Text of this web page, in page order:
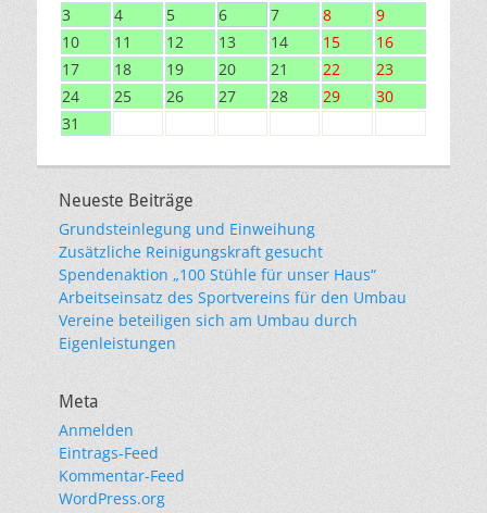
3
4 5 6 7 8
9
10
11 12 13 14 15
16
17
18 19 20 21 22
23
24
25 26 27 28 29
30
31
Neueste Beiträge
Grundsteinlegung und Einweihung
Zusätzliche Reinigungskraft gesucht
Spendenaktion „100 Stühle für unser Haus“
Arbeitseinsatz des Sportvereins für den Umbau
Vereine beteiligen sich am Umbau durch
Eigenleistungen
Meta
Anmelden
Eintrags-Feed
Kommentar-Feed
WordPress.org